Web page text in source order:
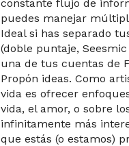
constante flujo de
puedes manejar
Ideal si has separado
(doble puntaje,
una de tus cuentas de
Propón ideas. Como
vida es ofrecer
vida, el amor, o sobre
infinitamente más
que estás (o estamos)